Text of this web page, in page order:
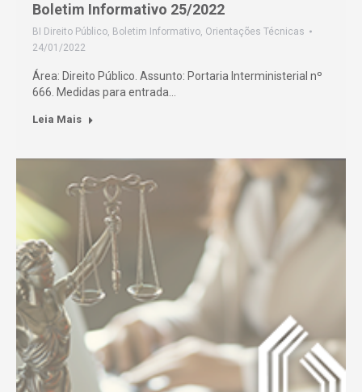
Boletim Informativo 25/2022
BI Direito Público, Boletim Informativo, Orientações Técnicas
24/01/2022
Área: Direito Público. Assunto: Portaria Interministerial nº
666. Medidas para entrada…
Leia Mais